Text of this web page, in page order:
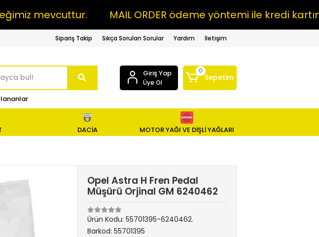
mevcuttur. MAIL ORDER ödeme yöntemi ile kredi kartına
Sipariş Takip Sıkça Sorulan Sorular Yardım İletişim
Giriş Yap
Üye Ol
0
Sepetim
DACİA MOTOR YAĞI VE DİŞLİ YAĞLARI
Opel Astra H Fren Pedal
Müşürü Orjinal GM 6240462
Ürün Kodu:55701395-6240462.
Barkod:55701395